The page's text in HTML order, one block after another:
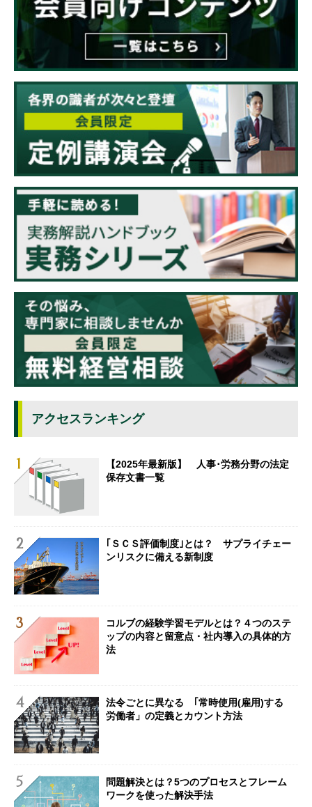
アクセスランキング
【2025年最新版】 人事･労務分野の法定
保存文書一覧
｢ＳＣＳ評価制度｣とは？ サプライチェー
ンリスクに備える新制度
コルブの経験学習モデルとは？４つのステ
ップの内容と留意点・社内導入の具体的方
法
法令ごとに異なる ｢常時使用(雇用)する
労働者」の定義とカウント方法
問題解決とは？5つのプロセスとフレーム
ワークを使った解決手法